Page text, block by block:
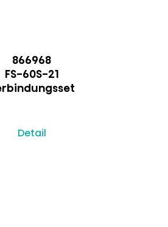
866968
FS-60S-21
Detail